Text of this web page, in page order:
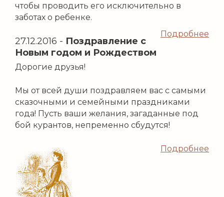
чтобы проводить его исключительно в
заботах о ребенке.
Подробнее
27.12.2016 - Поздравление с
Новым годом и Рождеством
Дорогие друзья!
Мы от всей души поздравляем вас с самыми
сказочными и семейными праздниками
года! Пусть ваши желания, загаданные под
бой курантов, непременно сбудутся!
Подробнее